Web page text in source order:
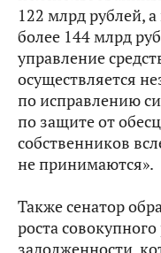
122 млрд рублей,
более 144 млрд
управление
осуществляется
по исправлению
по защите от
собственников
не принимаются».
Также сенатор
роста